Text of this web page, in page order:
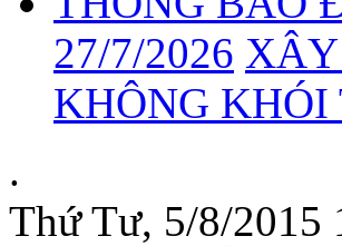
27/7/2026
KHÔNG KHÓI
.
Thứ Tư, 5/8/